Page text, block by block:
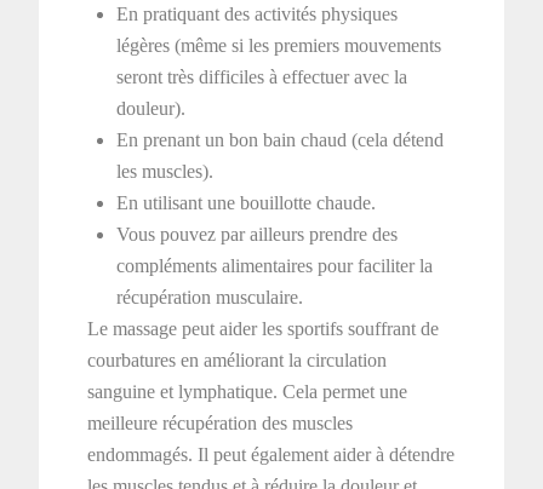
En pratiquant des activités physiques
légères (même si les premiers mouvements
seront très difficiles à effectuer avec la
douleur).
En prenant un bon bain chaud (cela détend
les muscles).
En utilisant une bouillotte chaude.
Vous pouvez par ailleurs prendre des
compléments alimentaires pour faciliter la
récupération musculaire.
Le massage peut aider les sportifs souffrant de
courbatures en améliorant la circulation
sanguine et lymphatique. Cela permet une
meilleure récupération des muscles
endommagés. Il peut également aider à détendre